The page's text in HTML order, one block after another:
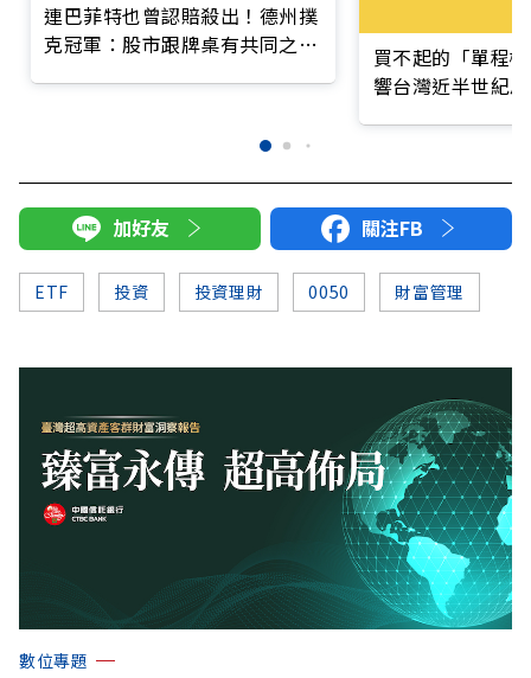
連巴菲特也曾認賠殺出！德州撲
克冠軍：股市跟牌桌有共同之
買不起的「單程
響台灣近半世紀
加好友 關注FB
ETF 投資 投資理財 0050 財富管理
數位專題